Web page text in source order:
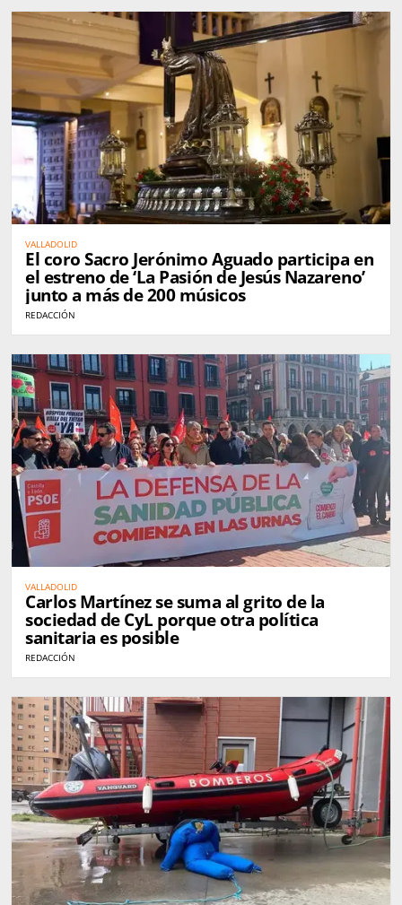
VALLADOLID
El coro Sacro Jerónimo Aguado participa en
el estreno de ‘La Pasión de Jesús Nazareno’
junto a más de 200 músicos
REDACCIÓN
VALLADOLID
Carlos Martínez se suma al grito de la
sociedad de CyL porque otra política
sanitaria es posible
REDACCIÓN